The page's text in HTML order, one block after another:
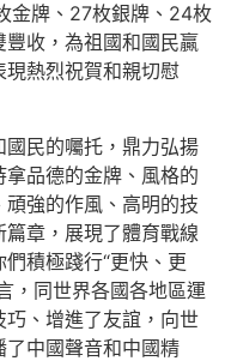
金牌、27枚銀牌、24枚
收，為祖國和國民贏
熱烈祝賀和親切慰
民的囑托，鼎力弘揚
品德的金牌、風格的
強的作風、高明的技
章，展現了體育戰線
積極踐行“更快、更
，同世界各國各地區運
、增進了友誼，向世
中國聲音和中國精